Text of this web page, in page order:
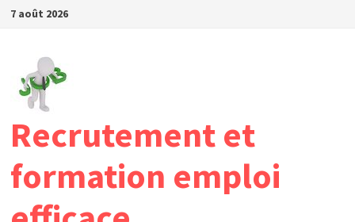
Passer
contenu
7 août 2026
Recrutement et
formation emploi